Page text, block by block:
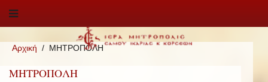
Αρχική ΜΗΤΡΟΠΟΛΗ
ΜΗΤΡΟΠΟΛΗ